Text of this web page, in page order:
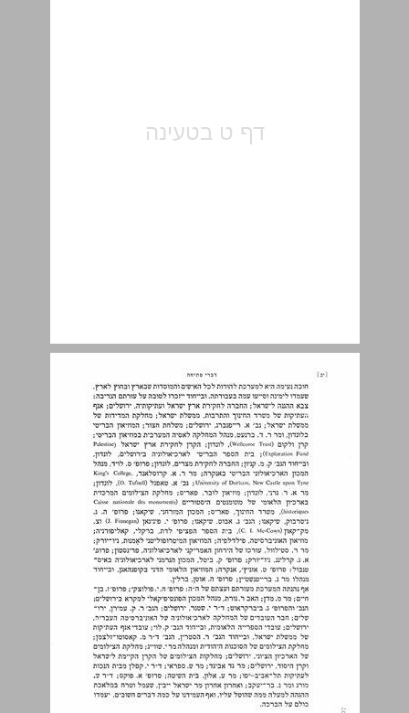
חבר, חברים. ... 11